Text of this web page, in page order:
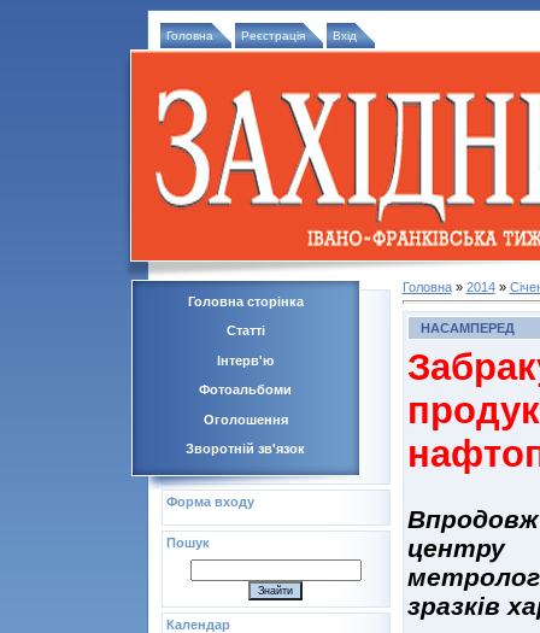
Головна Реєстрація Вхід
Головна сторінка
Статті
Інтерв'ю
Фотоальбоми
Оголошення
Зворотній зв'язок
Форма входу
Пошук
Календар
Головна» 2014 »
НАСАМПЕРЕД
Впродовж
центру
зразків